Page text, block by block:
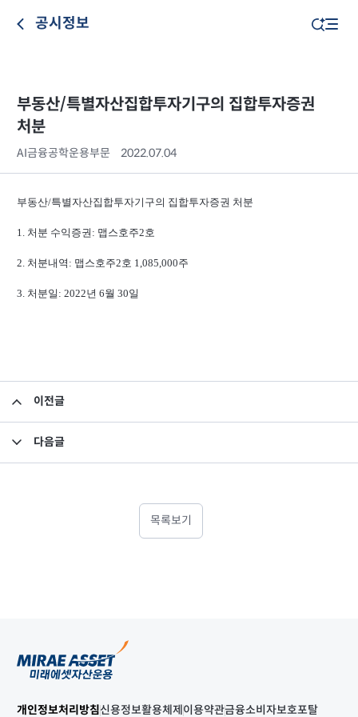
공시정보
부동산/특별자산집합투자기구의 집합투자증권
처분
AI금융공학운용부문 2022.07.04
부동산/특별자산집합투자기구의 집합투자증권 처분
1. 처분 수익증권: 맵스호주2호
2. 처분내역: 맵스호주2호 1,085,000주
3. 처분일: 2022년 6월 30일
이전글
다음글
목록보기
개인정보처리방침신용정보활용체제 이용약관금융소비자보호포탈